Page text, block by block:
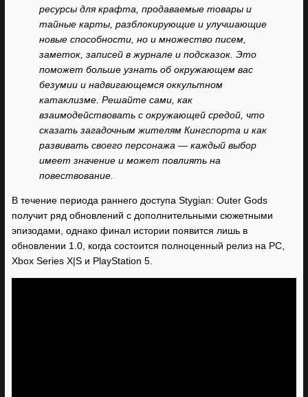
ресурсы для крафта, продаваемые товары и
тайные карты, разблокирующие и улучшающие
новые способности, но и множество писем,
заметок, записей в журнале и подсказок. Это
поможет больше узнать об окружающем вас
безумии и надвигающемся оккультном
катаклизме. Решайте сами, как
взаимодействовать с окружающей средой, что
сказать загадочным жителям Кингспорта и как
развивать своего персонажа — каждый выбор
имеет значение и может повлиять на
повествование.
В течение периода раннего доступа Stygian: Outer Gods
получит ряд обновлений с дополнительными сюжетными
эпизодами, однако финал истории появится лишь в
обновлении 1.0, когда состоится полноценный релиз на PC,
Xbox Series X|S и PlayStation 5.